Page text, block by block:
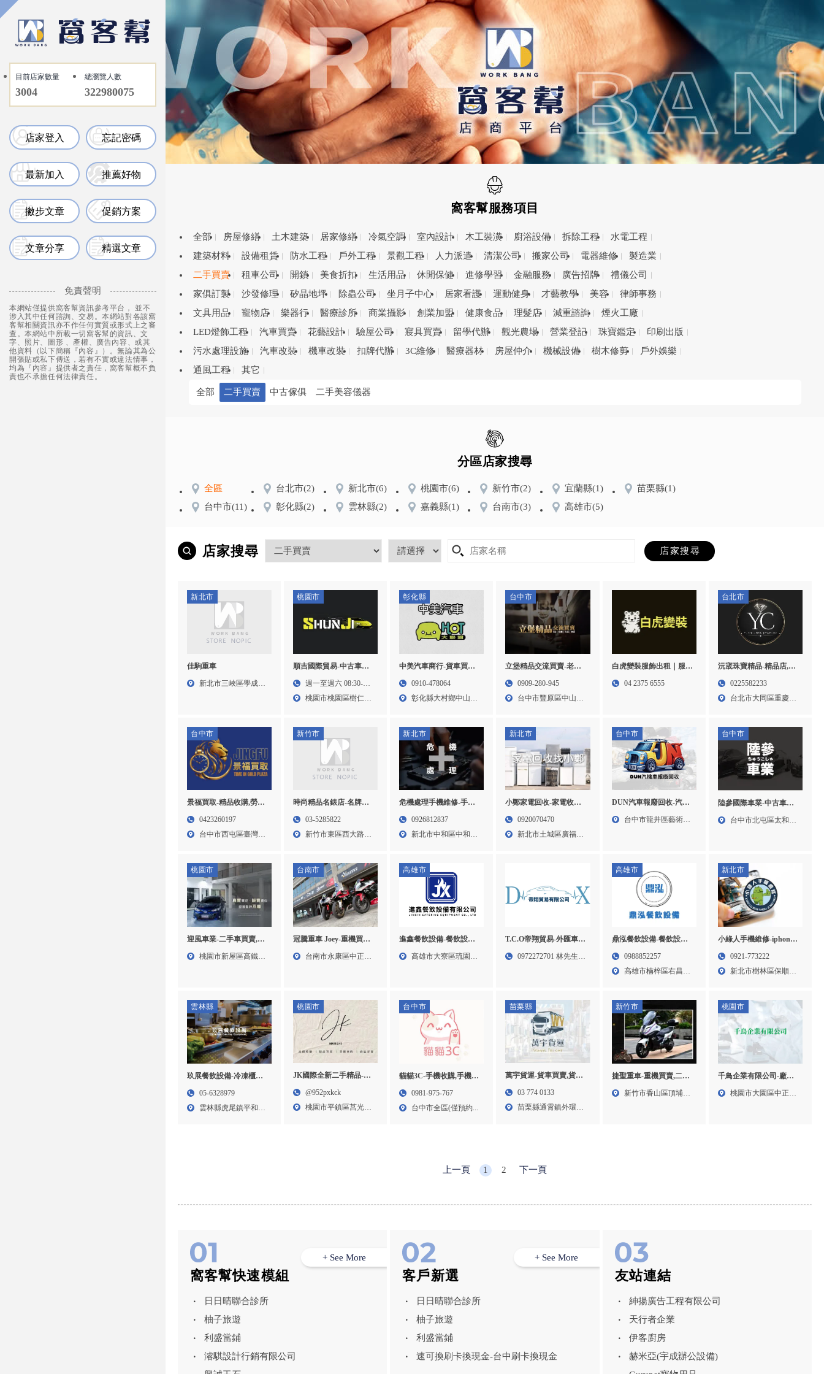
目前店家數量
3004
總瀏覽人數
322980075
店家登入 忘記密碼
最新加入 推薦好物
撇步文章 促銷方案
文章分享 精選文章
免責聲明
本網站僅提供窩客幫資訊參考平台， 並不
涉入其中任何諮詢、交易。本網站對各該窩
客幫相關資訊亦不作任何實質或形式上之審
查。本網站中所載一切窩客幫的資訊、文
字、照片、圖形 、產權、廣告內容、或其
他資料（以下簡稱『內容』）。無論其為公
開張貼或私下傳送，若有不實或違法情事，
均為『內容』提供者之責任，窩客幫概不負
責也不承擔任何法律責任。
窩客幫服務項目
全部 房屋修繕 土木建築 居家修繕 冷氣空調 室內設計 木工裝潢 廚浴設備 拆除工程
水電工程
建築材料
設備租賃 防水工程 戶外工程 景觀工程 人力派遣 清潔公司 搬家公司 電器維修
製造業
二手買賣
租車公司 開鎖 美食折扣 生活用品 休閒保健 進修學習 金融服務 廣告招牌
禮儀公司
家俱訂製
沙發修理 矽晶地坪 除蟲公司 坐月子中心 居家看護 運動健身 才藝教學 美容
律師事務
文具用品
寵物店 樂器行 醫療診所 商業攝影 創業加盟 健康食品 理髮店 減重諮詢
煙火工廠
LED燈飾工程
汽車買賣 花藝設計 驗屋公司 寢具買賣 留學代辦 觀光農場 營業登記 珠寶鑑定
印刷出版
污水處理設施
汽車改裝 機車改裝 扣牌代辦 3C維修 醫療器材 房屋仲介 機械設備 樹木修剪
戶外娛樂
通風工程
其它
全部 二手買賣 中古傢俱 二手美容儀器
分區店家搜尋
全區 台北市(2) 新北市(6) 桃園市(6) 新竹市(2) 宜蘭縣(1) 苗栗縣(1)
台中市(11) 彰化縣(2) 雲林縣(2) 嘉義縣(1) 台南市(3) 高雄市(5)
店家搜尋
新北市
佳駒重車
新北市三峽區學成路
桃園市
順吉國際貿易-中古車收
購,汽車改裝,二手車買賣,
車改裝,桃園二手車買賣,
週一至週六 08:30-
19:30
桃園市桃園區樹仁三
彰化縣
中美汽車商行-貨車買賣,
二手貨車買賣,彰化貨車
0910-478064
彰化縣大村鄉中山路
台中市
立堡精品交流買賣-老酒
收購,老酒買賣,台中老酒
0909-280-945
台中市豐原區中山路
白虎變裝服飾出租｜服裝
租借,服裝出租,台中服裝
04 2375 6555
台北市
沅宬珠寶精品-精品店,二
手精品店,台北名錶收購,
0225582233
台北市大同區重慶北
台中市
景福買取-精品收購,勞力
士收購,台中精品收購,西
0423260197
台中市西屯區臺灣大
新竹市
時尚精品名錶店-名牌包
收購,精品包收購,新竹名
03-5285822
新竹市東區西大路
新北市
危機處理手機維修-手機
維修, iPhone維修,台北手
0926812837
新北市中和區中和路
新北市
小鄭家電回收-家電收購,
二手冷氣收購,冷氣回收,
0920070470
新北市土城區廣福街
台中市
DUN汽車報廢回收-汽車
回收,機車回收,台中汽車
台中市龍井區藝術北
台中市
陸參國際車業-中古車買
賣,二手車收購,外匯車買
台中市北屯區太和六
桃園市
迎風車業-二手車買賣,中
古車買賣,中古車收購,桃
桃園市新屋區高鐵南
台南市
冠騰重車 Joey-重機買賣,
重機販售,台南重機買賣,
台南市永康區中正北
高雄市
進鑫餐飲設備-餐飲設備
買賣,餐飲設備訂製,高雄
高雄市大寮區琉園二
T.C.O帝翔貿易-外匯車買
賣,二手車買賣,台北外匯
0972272701 林先生
高雄市
鼎泓餐飲設備-餐飲設備
買賣,餐飲設備維修,高雄
0988852257
高雄市楠梓區右昌街
新北市
小綠人手機維修-iphone
維修,台北iphone維修,樹
0921-773222
新北市樹林區保順街
雲林縣
玖展餐飲設備-冷凍櫃買
賣,大型冷凍櫃買賣,雲林
買賣
05-6328979
雲林縣虎尾鎮平和里
桃園市
JK國際全新二手精品-精
品店,二手精品店,精品收
@952pxkck
桃園市平鎮區莒光路
台中市
貓貓3C-手機收購,手機買
賣,寵物保母,台中手機收
0981-975-767
台中市全區(僅預約...
苗栗縣
萬宇貨運-貨車買賣,貨車
靠行,苗栗貨車買賣,通霄
03 774 0133
苗栗縣通霄鎮外環道
新竹市
捷聖重車-重機買賣,二手
重機買賣,新竹重機買賣,
新竹市香山區頂埔里
桃園市
千鳥企業有限公司-廠房
拆除,電子設備回收,桃園
桃園市大園區中正東
上一頁 1 2 下一頁
窩客幫快速模組
日日晴聯合診所
柚子旅遊
利盛當鋪
濬騏設計行銷有限公司
+ See More
客戶新選
日日晴聯合診所
柚子旅遊
利盛當鋪
速可換刷卡換現金-台中刷卡換現金
+ See More
友站連結
紳揚廣告工程有限公司
天行者企業
伊客廚房
赫米亞(宇成辦公設備)